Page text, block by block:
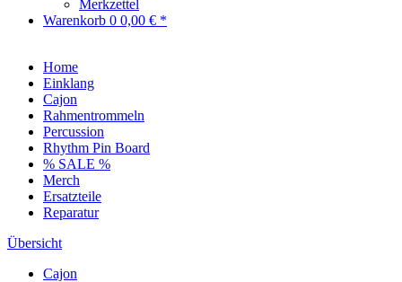
Merkzettel
Warenkorb 0 0,00 € *
Home
Einklang
Cajon
Rahmentrommeln
Percussion
Rhythm Pin Board
% SALE %
Merch
Ersatzteile
Reparatur
Übersicht
Cajon